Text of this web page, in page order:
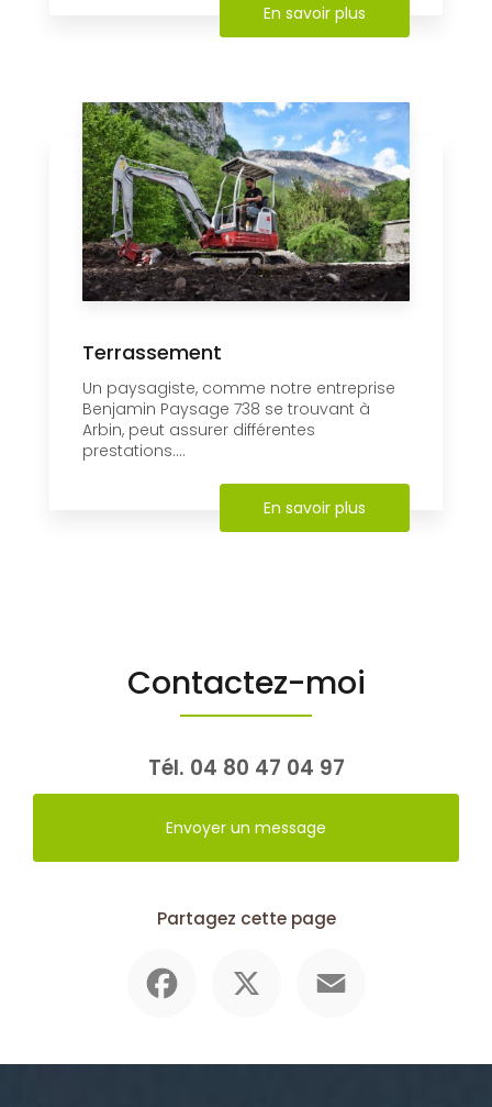
En savoir plus
Terrassement
Un paysagiste, comme notre entreprise
Benjamin Paysage 738 se trouvant à
Arbin, peut assurer différentes
prestations....
En savoir plus
Contactez-moi
Tél. 04 80 47 04 97
Envoyer un message
Partagez cette page